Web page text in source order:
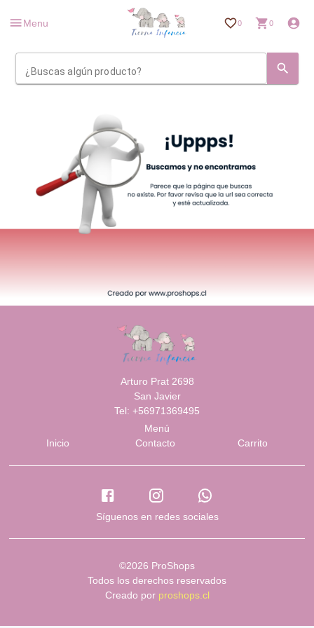
Menu 0 0
¿Buscas algún producto?
Arturo Prat 2698
San Javier
Tel: +56971369495
Menú
Inicio
Contacto Carrito
Síguenos en redes sociales
©2026 ProShops
Todos los derechos reservados
Creado por proshops.cl